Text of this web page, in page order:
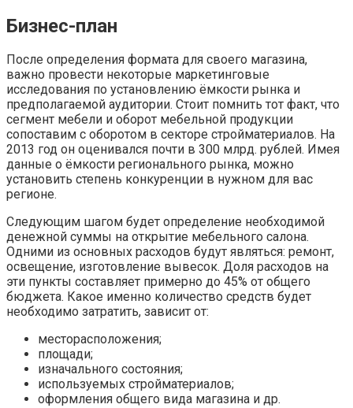
Бизнес-план
После определения формата для своего магазина,
важно провести некоторые маркетинговые
исследования по установлению ёмкости рынка и
предполагаемой аудитории. Стоит помнить тот факт, что
сегмент мебели и оборот мебельной продукции
сопоставим с оборотом в секторе стройматериалов. На
2013 год он оценивался почти в 300 млрд. рублей. Имея
данные о ёмкости регионального рынка, можно
установить степень конкуренции в нужном для вас
регионе.
Следующим шагом будет определение необходимой
денежной суммы на открытие мебельного салона.
Одними из основных расходов будут являться: ремонт,
освещение, изготовление вывесок. Доля расходов на
эти пункты составляет примерно до 45% от общего
бюджета. Какое именно количество средств будет
необходимо затратить, зависит от:
месторасположения;
площади;
изначального состояния;
используемых стройматериалов;
оформления общего вида магазина и др.